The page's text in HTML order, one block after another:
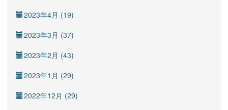
2023年4月 (19)
2023年3月 (37)
2023年2月 (43)
2023年1月 (29)
2022年12月 (29)